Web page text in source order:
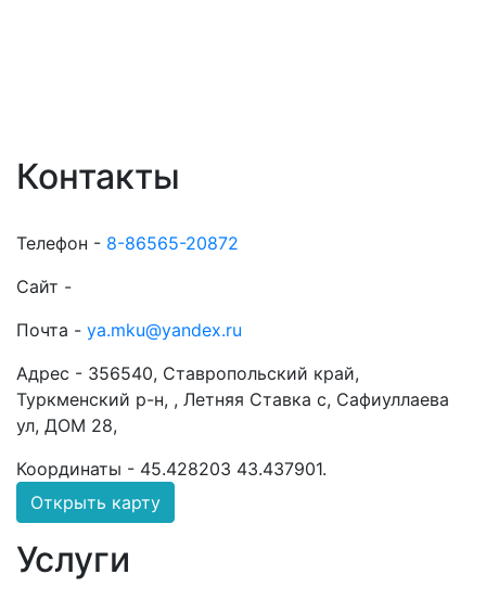
Контакты
Телефон - 8-86565-20872
Сайт -
Почта - ya.mku@yandex.ru
Адрес - 356540, Ставропольский край,
Туркменский р-н, , Летняя Ставка с, Сафиуллаева
ул, ДОМ 28,
Координаты - 45.428203 43.437901.
Открыть карту
Услуги